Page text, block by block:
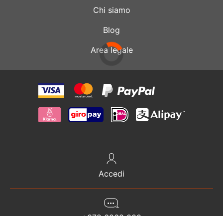
Chi siamo
Blog
Area legale
Accedi